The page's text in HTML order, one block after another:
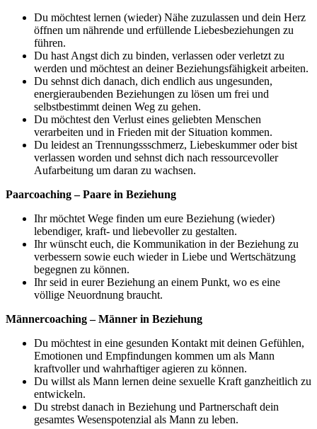
Du möchtest lernen (wieder) Nähe zuzulassen und dein Herz
öffnen um nährende und erfüllende Liebesbeziehungen zu
führen.
Du hast Angst dich zu binden, verlassen oder verletzt zu
werden und möchtest an deiner Beziehungsfähigkeit arbeiten.
Du sehnst dich danach, dich endlich aus ungesunden,
energieraubenden Beziehungen zu lösen um frei und
selbstbestimmt deinen Weg zu gehen.
Du möchtest den Verlust eines geliebten Menschen
verarbeiten und in Frieden mit der Situation kommen.
Du leidest an Trennungssschmerz, Liebeskummer oder bist
verlassen worden und sehnst dich nach ressourcevoller
Aufarbeitung um daran zu wachsen.
Paarcoaching – Paare in Beziehung
Ihr möchtet Wege finden um eure Beziehung (wieder)
lebendiger, kraft- und liebevoller zu gestalten.
Ihr wünscht euch, die Kommunikation in der Beziehung zu
verbessern sowie euch wieder in Liebe und Wertschätzung
begegnen zu können.
Ihr seid in eurer Beziehung an einem Punkt, wo es eine
völlige Neuordnung braucht.
Männercoaching – Männer in Beziehung
Du möchtest in eine gesunden Kontakt mit deinen Gefühlen,
Emotionen und Empfindungen kommen um als Mann
kraftvoller und wahrhaftiger agieren zu können.
Du willst als Mann lernen deine sexuelle Kraft ganzheitlich zu
entwickeln.
Du strebst danach in Beziehung und Partnerschaft dein
gesamtes Wesenspotenzial als Mann zu leben.